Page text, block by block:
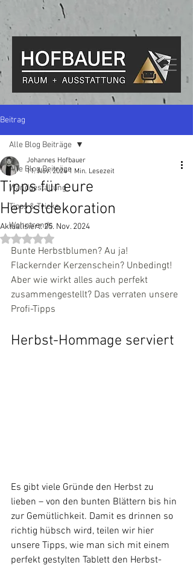
Beitrag
Alle Blog Beiträge
Wandgestaltung
Tipps & Tricks
Wohntrends
Alle Blog Beiträge
Tipps für eure
Herbstdekoration
Johannes Hofbauer
11. Nov. 2024 1 Min. Lesezeit
Aktualisiert:25. Nov. 2024
Mit NaN von 5 Sternen bewertet.
Bunte Herbstblumen? Au ja!
Flackernder Kerzenschein? Unbedingt!
Aber wie wirkt alles auch perfekt
zusammengestellt? Das verraten unsere
Profi-Tipps
Herbst-Hommage serviert
Es gibt viele Gründe den Herbst zu
lieben – von den bunten Blättern bis hin
zur Gemütlichkeit. Damit es drinnen so
richtig hübsch wird, teilen wir hier
unsere Tipps, wie man sich mit einem
perfekt gestylten Tablett den Herbst-